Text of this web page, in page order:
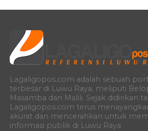
Lagaligopos.com adalah sebuah
terbesar di Luwu Raya, meliputi
Masamba dan Malili. Sejak didirikan
Lagaligopos.com terus
akurat dan mencerahkan untuk
informasi publik di Luwu Raya